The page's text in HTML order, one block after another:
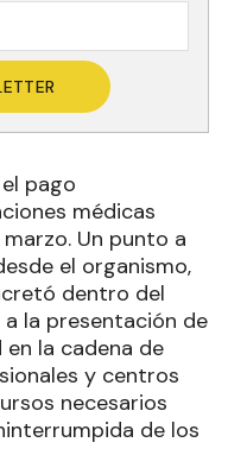
pago
médicas
Un punto a
el organismo,
dentro del
la presentación de
la cadena de
y centros
necesarios
de los